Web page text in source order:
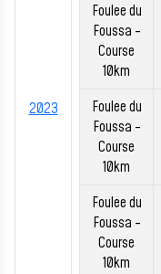
2023
Foulee du
Foussa -
Course
10km
Foulee du
Foussa -
Course
10km
Foulee du
Foussa -
Course
10km